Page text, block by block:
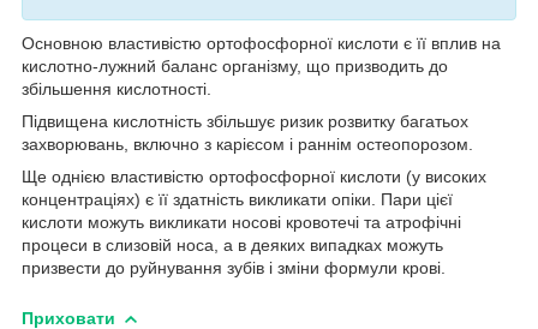
Основною властивістю ортофосфорної кислоти є її вплив на
кислотно-лужний баланс організму, що призводить до
збільшення кислотності.
Підвищена кислотність збільшує ризик розвитку багатьох
захворювань, включно з карієсом і раннім остеопорозом.
Ще однією властивістю ортофосфорної кислоти (у високих
концентраціях) є її здатність викликати опіки. Пари цієї
кислоти можуть викликати носові кровотечі та атрофічні
процеси в слизовій носа, а в деяких випадках можуть
призвести до руйнування зубів і зміни формули крові.
Приховати